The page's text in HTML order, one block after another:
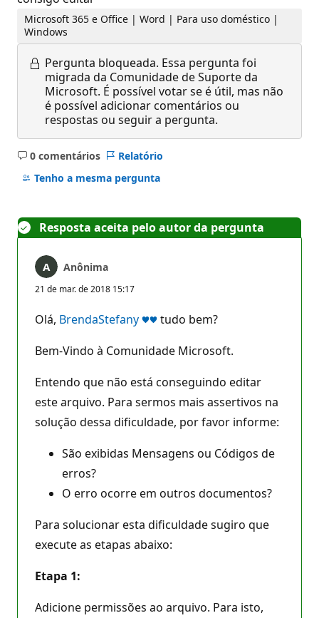
Microsoft 365 e Office | Word | Para uso doméstico |
Windows
Pergunta bloqueada. Essa pergunta foi
migrada da Comunidade de Suporte da
Microsoft. É possível votar se é útil, mas não
é possível adicionar comentários ou
respostas ou seguir a pergunta.
0 comentários
Sem
comentários
Relatório
Tenho a mesma pergunta
Resposta aceita pelo autor da pergunta
Anônima
21 de mar. de 2018 15:17
Olá, BrendaStefany ♥♥tudo bem?
Bem-Vindo à Comunidade Microsoft.
Entendo que não está conseguindo editar
este arquivo. Para sermos mais assertivos na
solução dessa dificuldade, por favor informe:
São exibidas Mensagens ou Códigos de
erros?
O erro ocorre em outros documentos?
Para solucionar esta dificuldade sugiro que
execute as etapas abaixo:
Etapa 1:
Adicione permissões ao arquivo. Para isto,